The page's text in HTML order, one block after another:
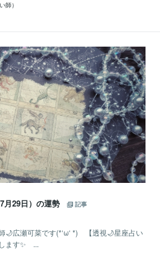
師）
月29日）の運勢
記事
🌙広瀬可菜です(*‘ω‘ *) 【透視🌙星座占い
ます✨ ...